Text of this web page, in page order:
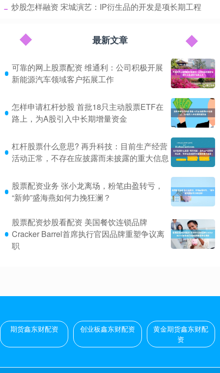
​炒股怎样融资 宋城演艺：IP衍生品的开发是项长期工程
最新文章
可靠的网上股票配资 维通利：公司积极开展
新能源汽车领域客户拓展工作
怎样申请杠杆炒股 首批18只主动股票ETF在
路上，为A股引入中长期增量资金
杠杆股票什么意思? 再升科技：目前生产经营
活动正常，不存在应披露而未披露的重大信息
股票配资业务 张小龙离场，粉笔由盈转亏，
“新帅”盛海燕如何力挽狂澜？
股票配资炒股看配资 美国餐饮连锁品牌
Cracker Barrel首席执行官因品牌重塑争议离
职
期货鑫东财配资 创业板鑫东财配资
黄金期货鑫东财配
资